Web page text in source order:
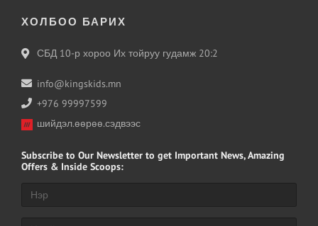
ХОЛБОО БАРИХ
СБД 10-р хороо Их тойруу гудамж 20:2
info@kingskids.mn
+976 99997599
шийдэл.өөрөө.сэдвээс
Subscribe to Our Newsletter to get Important News, Amazing
Offers & Inside Scoops: